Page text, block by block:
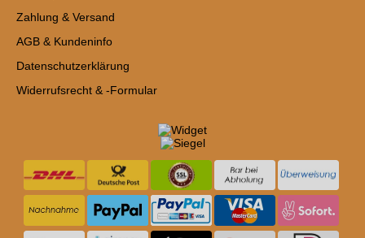
Zahlung & Versand
AGB & Kundeninfo
Datenschutzerklärung
Widerrufsrecht & -Formular